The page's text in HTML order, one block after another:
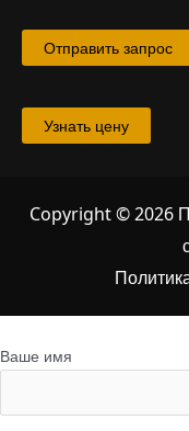
Отправить запрос
Узнать цену
Copyright © 2026
Ваше имя